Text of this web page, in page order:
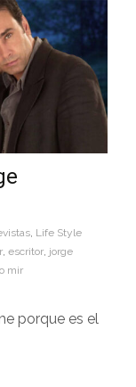
, Life Style
, escritor, jorge
mir
porque es el